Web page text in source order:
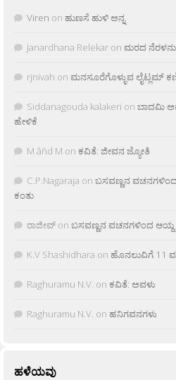
Viren on ಹುಣಸೆ ಹುಳಿ ಅನ್ನ
Janardhana Relekar on ಮರದ
rjnivah on ಮನಸೂರೆಗೊಳ್ಳುವ ಲೈಟ್ಲಮ್
Siddanagouda kalakeri on ಬಾದಮಿ
ಹೇಳಿಕೆ
M âñd M on ಕವಿತೆ: ಜೀವನ ಜ್ಯೋತಿ
C.P.Nagaraja on ಬಸವಣ್ಣನ
ಕಂತು
ರಾಜೀವ್ on ಬಸವಣ್ಣನ ವಚನಗಳಿಂದ ಆಯ್ದ
K.V Shashidhara on ಹೊನಲುವಿಗೆ 11
Raghuramu N.V. on ಕವಿತೆ: ಅವಳು
Raghuramu N.V. on ಹನಿಗವನಗಳು
ಹಳೆಯವು